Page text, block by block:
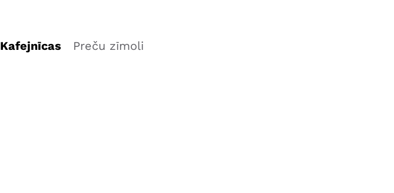
Kafejnīcas Preču zīmoli